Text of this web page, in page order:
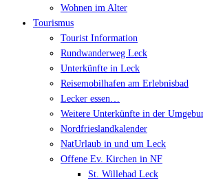
Wohnen im Alter
Tourismus
Tourist Information
Rundwanderweg Leck
Unterkünfte in Leck
Reisemobilhafen am Erlebnisbad
Lecker essen…
Weitere Unterkünfte in der
Nordfrieslandkalender
NatUrlaub in und um Leck
Offene Ev. Kirchen in NF
St. Willehad Leck